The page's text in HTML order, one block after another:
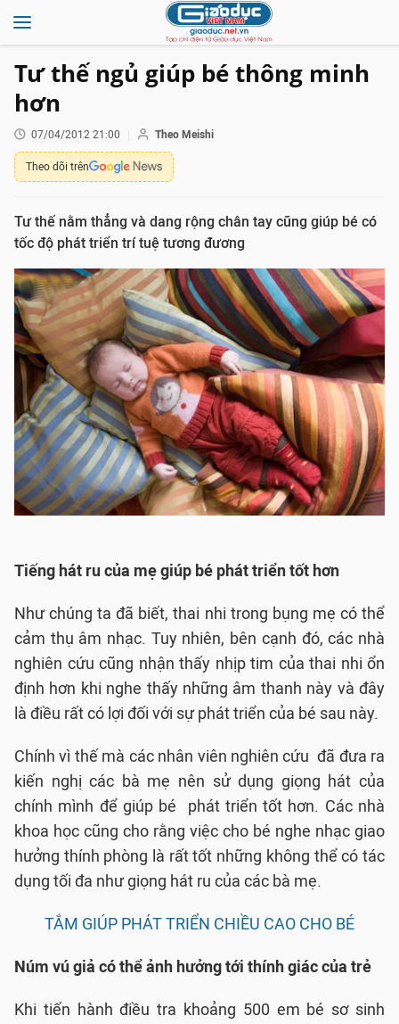
Tư thế ngủ giúp bé thông minh
hơn
07/04/2012 21:00 Theo Meishi
Theo dõi trên
Tư thế nằm thẳng và dang rộng chân tay cũng giúp bé có
tốc độ phát triển trí tuệ tương đương
Tiếng hát ru của mẹ giúp bé phát triển tốt hơn
Như chúng ta đã biết, thai nhi trong bụng mẹ có thể
cảm thụ âm nhạc. Tuy nhiên, bên cạnh đó, các nhà
nghiên cứu cũng nhận thấy nhịp tim của thai nhi ổn
định hơn khi nghe thấy những âm thanh này và đây
là điều rất có lợi đối với sự phát triển của bé sau này.
Chính vì thế mà các nhân viên nghiên cứu đã đưa ra
kiến nghị các bà mẹ nên sử dụng giọng hát của
chính mình để giúp bé phát triển tốt hơn. Các nhà
khoa học cũng cho rằng việc cho bé nghe nhạc giao
hưởng thính phòng là rất tốt những không thể có tác
dụng tối đa như giọng hát ru của các bà mẹ.
TẮM GIÚP PHÁT TRIỂN CHIỀU CAO CHO BÉ
Núm vú giả có thể ảnh hưởng tới thính giác của trẻ
Khi tiến hành điều tra khoảng 500 em bé sơ sinh